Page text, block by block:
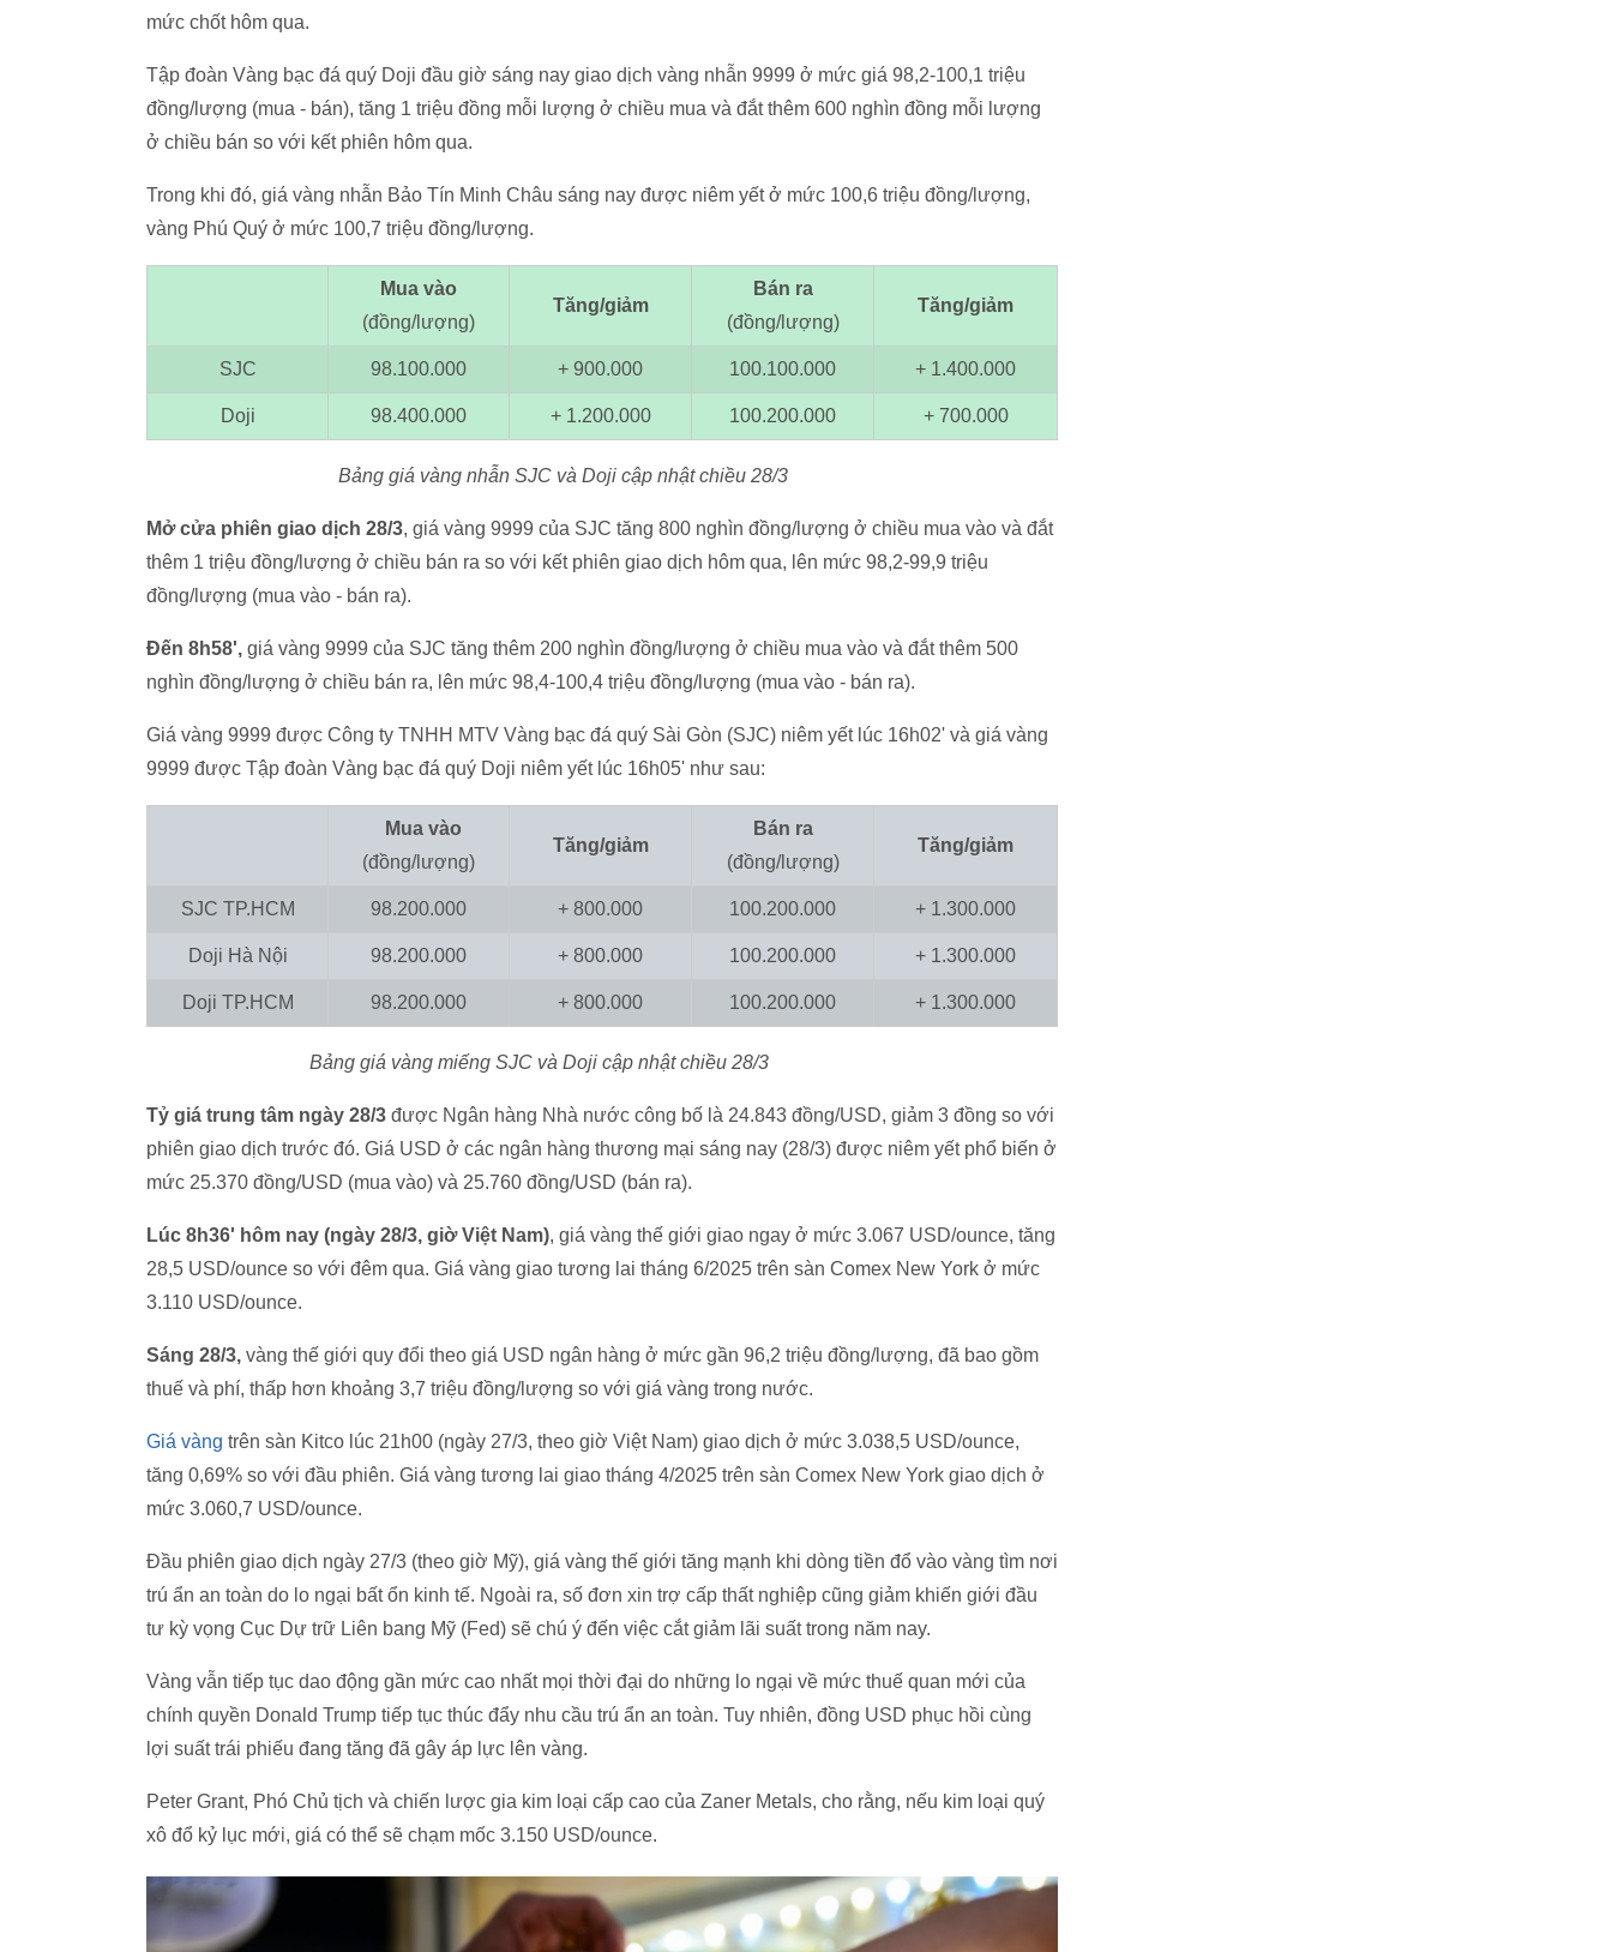
mức chốt hôm qua.
Tập đoàn Vàng bạc đá quý Doji đầu giờ sáng nay giao dịch vàng nhẫn 9999 ở mức giá 98,2-100,1 triệu
đồng/lượng (mua - bán), tăng 1 triệu đồng mỗi lượng ở chiều mua và đắt thêm 600 nghìn đồng mỗi lượng
ở chiều bán so với kết phiên hôm qua.
Trong khi đó, giá vàng nhẫn Bảo Tín Minh Châu sáng nay được niêm yết ở mức 100,6 triệu đồng/lượng,
vàng Phú Quý ở mức 100,7 triệu đồng/lượng.
Mua vào
(đồng/lượng)
Tăng/giảm
Bán ra
(đồng/lượng)
Tăng/giảm
SJC 98.100.000 + 900.000 100.100.000 + 1.400.000
Doji 98.400.000 + 1.200.000 100.200.000 + 700.000
Bảng giá vàng nhẫn SJC và Doji cập nhật chiều 28/3
Mở cửa phiên giao dịch 28/3, giá vàng 9999 của SJC tăng 800 nghìn đồng/lượng ở chiều mua vào và đắt
thêm 1 triệu đồng/lượng ở chiều bán ra so với kết phiên giao dịch hôm qua, lên mức 98,2-99,9 triệu
đồng/lượng (mua vào - bán ra).
Đến 8h58', giá vàng 9999 của SJC tăng thêm 200 nghìn đồng/lượng ở chiều mua vào và đắt thêm 500
nghìn đồng/lượng ở chiều bán ra, lên mức 98,4-100,4 triệu đồng/lượng (mua vào - bán ra).
Giá vàng 9999 được Công ty TNHH MTV Vàng bạc đá quý Sài Gòn (SJC) niêm yết lúc 16h02' và giá vàng
9999 được Tập đoàn Vàng bạc đá quý Doji niêm yết lúc 16h05' như sau:
Mua vào
(đồng/lượng)
Tăng/giảm
Bán ra
(đồng/lượng)
Tăng/giảm
SJC TP.HCM 98.200.000 + 800.000 100.200.000 + 1.300.000
Doji Hà Nội 98.200.000 + 800.000 100.200.000 + 1.300.000
Doji TP.HCM 98.200.000 + 800.000 100.200.000 + 1.300.000
Bảng giá vàng miếng SJC và Doji cập nhật chiều 28/3
Tỷ giá trung tâm ngày 28/3 được Ngân hàng Nhà nước công bố là 24.843 đồng/USD, giảm 3 đồng so với
phiên giao dịch trước đó. Giá USD ở các ngân hàng thương mại sáng nay (28/3) được niêm yết phổ biến ở
mức 25.370 đồng/USD (mua vào) và 25.760 đồng/USD (bán ra).
Lúc 8h36' hôm nay (ngày 28/3, giờ Việt Nam), giá vàng thế giới giao ngay ở mức 3.067 USD/ounce, tăng
28,5 USD/ounce so với đêm qua. Giá vàng giao tương lai tháng 6/2025 trên sàn Comex New York ở mức
3.110 USD/ounce.
Sáng 28/3, vàng thế giới quy đổi theo giá USD ngân hàng ở mức gần 96,2 triệu đồng/lượng, đã bao gồm
thuế và phí, thấp hơn khoảng 3,7 triệu đồng/lượng so với giá vàng trong nước.
Giá vàng trên sàn Kitco lúc 21h00 (ngày 27/3, theo giờ Việt Nam) giao dịch ở mức 3.038,5 USD/ounce,
tăng 0,69% so với đầu phiên. Giá vàng tương lai giao tháng 4/2025 trên sàn Comex New York giao dịch ở
mức 3.060,7 USD/ounce.
Đầu phiên giao dịch ngày 27/3 (theo giờ Mỹ), giá vàng thế giới tăng mạnh khi dòng tiền đổ vào vàng tìm nơi
trú ẩn an toàn do lo ngại bất ổn kinh tế. Ngoài ra, số đơn xin trợ cấp thất nghiệp cũng giảm khiến giới đầu
tư kỳ vọng Cục Dự trữ Liên bang Mỹ (Fed) sẽ chú ý đến việc cắt giảm lãi suất trong năm nay.
Vàng vẫn tiếp tục dao động gần mức cao nhất mọi thời đại do những lo ngại về mức thuế quan mới của
chính quyền Donald Trump tiếp tục thúc đẩy nhu cầu trú ẩn an toàn. Tuy nhiên, đồng USD phục hồi cùng
lợi suất trái phiếu đang tăng đã gây áp lực lên vàng.
Peter Grant, Phó Chủ tịch và chiến lược gia kim loại cấp cao của Zaner Metals, cho rằng, nếu kim loại quý
xô đổ kỷ lục mới, giá có thể sẽ chạm mốc 3.150 USD/ounce.